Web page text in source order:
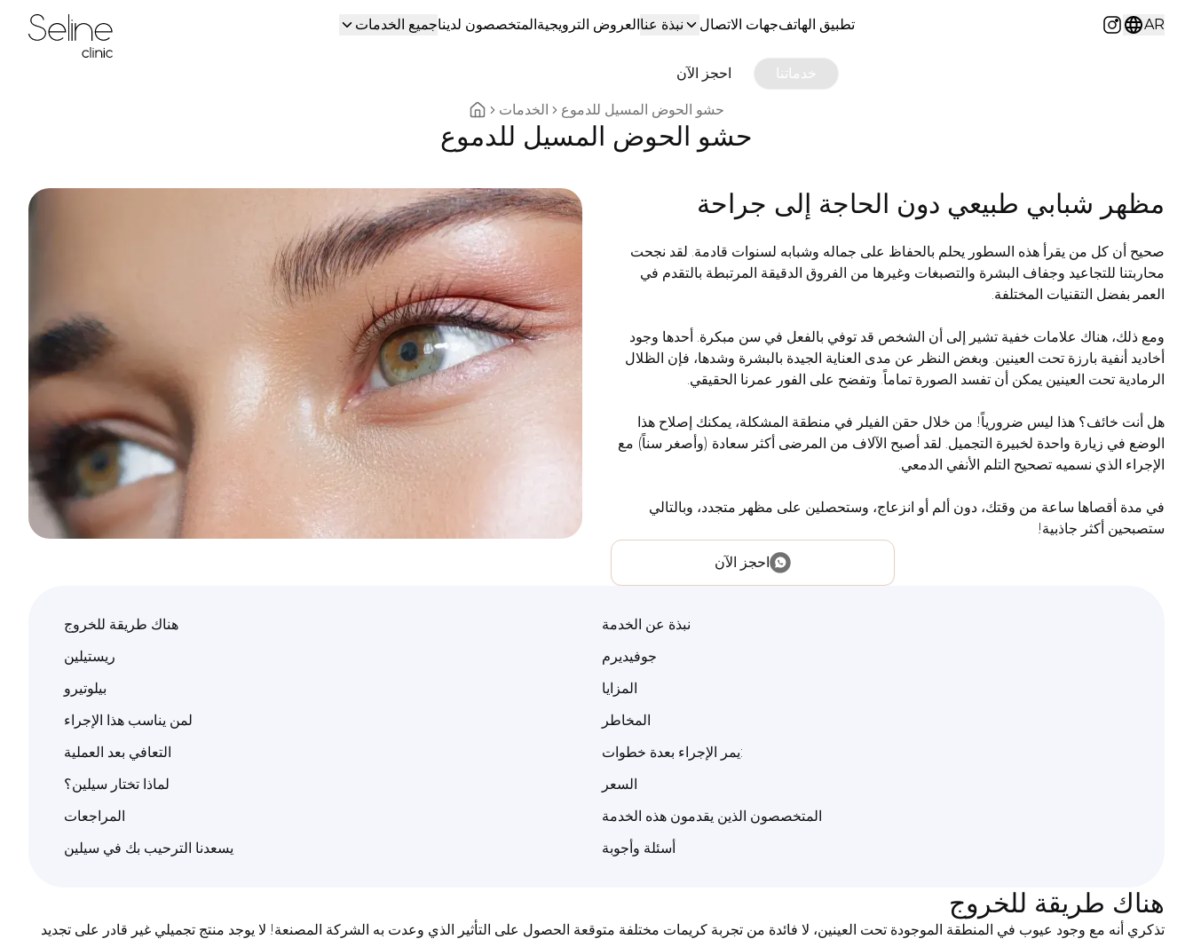
جميع الخدماتالمتخصصون لديناالعروض الترويجيةنبذة عنا جهات الاتصالتطبيق الهاتف
AR
احجز الآن خدماتنا
Home breadcrumbs
الخدمات حشو الحوض المسيل للدموع
حشو الحوض المسيل للدموع
مظهر شبابي طبيعي دون الحاجة إلى جراحة
صحيح أن كل من يقرأ هذه السطور يحلم بالحفاظ على جماله وشبابه لسنوات قادمة. لقد نجحت
محاربتنا للتجاعيد وجفاف البشرة والتصبغات وغيرها من الفروق الدقيقة المرتبطة بالتقدم في
العمر بفضل التقنيات المختلفة.
ومع ذلك، هناك علامات خفية تشير إلى أن الشخص قد توفي بالفعل في سن مبكرة. أحدها وجود
أخاديد أنفية بارزة تحت العينين. وبغض النظر عن مدى العناية الجيدة بالبشرة وشدها، فإن الظلال
الرمادية تحت العينين يمكن أن تفسد الصورة تماماً. وتفضح على الفور عمرنا الحقيقي.
هل أنت خائف؟ هذا ليس ضرورياً! من خلال حقن الفيلر في منطقة المشكلة، يمكنك إصلاح هذا
الوضع في زيارة واحدة لخبيرة التجميل. لقد أصبح الآلاف من المرضى أكثر سعادة (وأصغر سناً) مع
الإجراء الذي نسميه تصحيح التلم الأنفي الدمعي.
في مدة أقصاها ساعة من وقتك، دون ألم أو انزعاج، وستحصلين على مظهر متجدد، وبالتالي
ستصبحين أكثر جاذبية!
احجز الآن
هناك طريقة للخروج
نبذة عن الخدمة
ريستيلين
جوفيديرم
بيلوتيرو
المزايا
لمن يناسب هذا الإجراء
المخاطر
التعافي بعد العملية
يمر الإجراء بعدة خطوات:
لماذا تختار سيلين؟
السعر
المراجعات
المتخصصون الذين يقدمون هذه الخدمة
يسعدنا الترحيب بك في سيلين
أسئلة وأجوبة
هناك طريقة للخروج
تذكري أنه مع وجود عيوب في المنطقة الموجودة تحت العينين، لا فائدة من تجربة كريمات مختلفة متوقعة الحصول على التأثير الذي وعدت به الشركة المصنعة! لا يوجد منتج تجميلي غير قادر على تجديد